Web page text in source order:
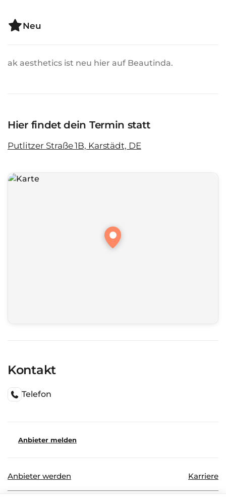
Neu
ak aesthetics ist neu hier auf Beautinda.
Hier findet dein Termin statt
Putlitzer Straße 1B, Karstädt, DE
Kontakt
Telefon
Anbieter melden
Anbieter werden Karriere